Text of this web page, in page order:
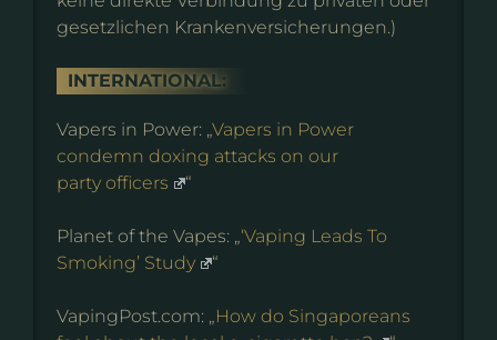
gesetzlichen Krankenversicherungen.)
INTERNATIONAL:
Vapers in Power: „Vapers in Power
condemn doxing attacks on our
party officers
“
Planet of the Vapes: „ ‘Vaping Leads To
Smoking’ Study
“
VapingPost.com: „ How do Singaporeans